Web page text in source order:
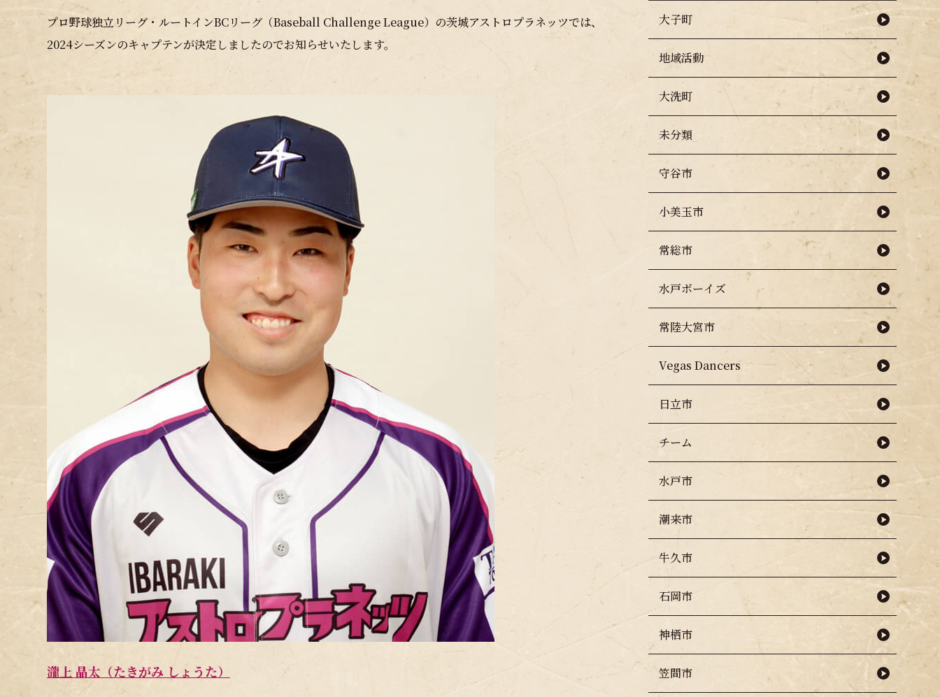
プロ野球独立リーグ・ルートインBCリーグ（Baseball Challenge League）の茨城アストロプラネッツでは、
2024シーズンのキャプテンが決定しましたのでお知らせいたします。
瀧上 晶太（たきがみ しょうた）
大子町
地域活動
大洗町
未分類
守谷市
小美玉市
常総市
水戸ボーイズ
常陸大宮市
Vegas Dancers
日立市
チーム
水戸市
潮来市
牛久市
石岡市
神栖市
笠間市